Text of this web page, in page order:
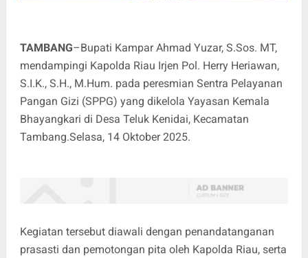
TAMBANG–Bupati Kampar Ahmad Yuzar, S.Sos. MT,
mendampingi Kapolda Riau Irjen Pol. Herry Heriawan,
S.I.K., S.H., M.Hum. pada peresmian Sentra Pelayanan
Pangan Gizi (SPPG) yang dikelola Yayasan Kemala
Bhayangkari di Desa Teluk Kenidai, Kecamatan
Tambang.Selasa, 14 Oktober 2025.
Kegiatan tersebut diawali dengan penandatanganan
prasasti dan pemotongan pita oleh Kapolda Riau, serta